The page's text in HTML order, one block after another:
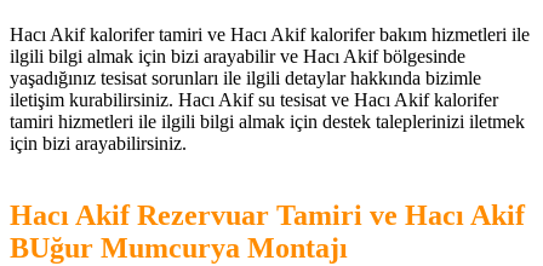
Hacı Akif kalorifer tamiri ve Hacı Akif kalorifer bakım hizmetleri ile
ilgili bilgi almak için bizi arayabilir ve Hacı Akif bölgesinde
yaşadığınız tesisat sorunları ile ilgili detaylar hakkında bizimle
iletişim kurabilirsiniz. Hacı Akif su tesisat ve Hacı Akif kalorifer
tamiri hizmetleri ile ilgili bilgi almak için destek taleplerinizi iletmek
için bizi arayabilirsiniz.
Hacı Akif Rezervuar Tamiri ve Hacı Akif
BUğur Mumcurya Montajı